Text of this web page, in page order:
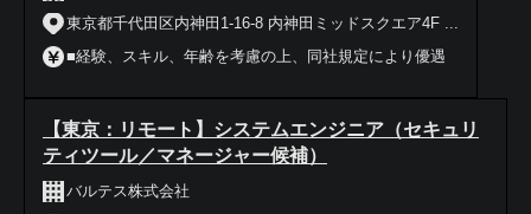
東京都千代田区内神田1-16-8 内神田ミッドスクエア4F ...
■経験、スキル、年齢を考慮の上、同社規定により優遇
【東京：リモート】システムエンジニア（セキュリ
ティツール／マネージャー候補）
バルテス株式会社